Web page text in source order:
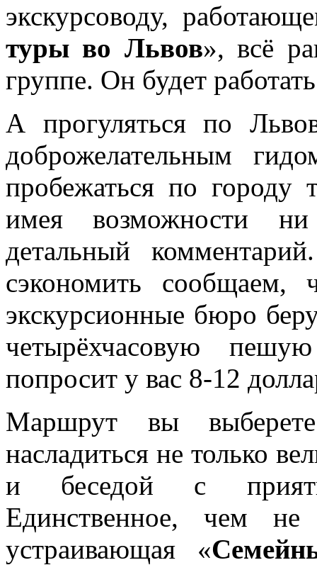
экскурсоводу,
туры во Львов», всё
группе. Он будет
А прогуляться по
доброжелательным
пробежаться по городу
имея возможности
детальный
сэкономить сообщаем,
экскурсионные бюро
четырёхчасовую
попросит у вас 8-12
Маршрут вы
насладиться не только
и беседой с
Единственное, чем не
устраивающая «